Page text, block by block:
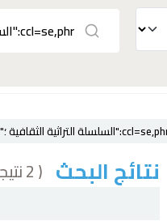
نتائج البحث ( 2 نتيجة)